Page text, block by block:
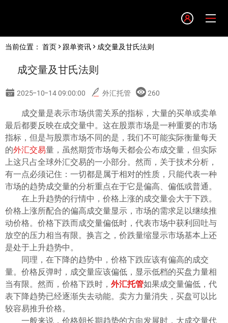
English
繁體中文
한글
日本語
Tiếng việt
ไทย
当前位置： 首页> 跟单资讯> 成交量及甘氏法则
成交量及甘氏法则
2025-10-14 09:00:00 外汇托管 260
成交量是表示市场供需关系的指标，大量的买单或卖单
最后都要反映在成交量中。这在股票市场是一种重要的市场
指标，但是与股票市场不同的是，我们不可能实际衡量每天
的外汇交易量，虽然期货市场每天都会公布成交量，但实际
上这只占全球外汇交易的一小部分。然而，关于技术分析，
有一点必须记住：一切都是属于相对的性质，只能代表一种
市场的趋势成交量的分析重点在于它是偏高、偏低或普通。
在上升趋势的行情中，价格上涨的成交量会大于下跌。
价格上涨所配合的偏高成交量显示，市场的需求足以继续推
动价格。价格下跌而成交量偏低时，代表市场中获利回吐与
放空的压力相当有限。换言之，价跌量缩显示市场基本上还
是处于上升趋势中。
同理，在下降的趋势中，价格下跌应该有偏高的成交
量。价格反弹时，成交量应该偏低，显示低档的买盘力量相
当有限。然而，价格下跌时， 外汇托管如果成交量偏低，代
表下降趋势已经逐渐失去动能。卖方力量消失，买盘可以比
较容易推升价格。
一般来说，价格朝长期趋势的方向发展时，大成交量代